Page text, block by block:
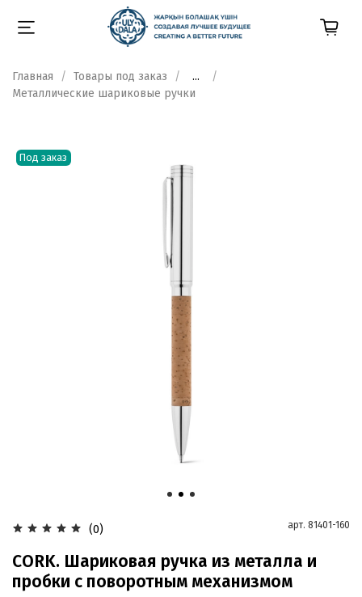
Главная Товары под заказ
...
Металлические шариковые ручки
Под заказ
(0) арт. 81401-160
CORK. Шариковая ручка из металла и
пробки с поворотным механизмом